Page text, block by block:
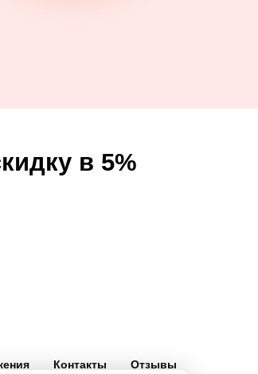
в 5%
Контакты Отзывы